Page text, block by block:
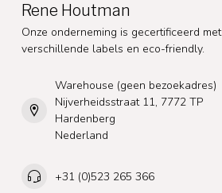
Rene Houtman
Onze onderneming is gecertificeerd met
verschillende labels en eco-friendly.
Warehouse (geen bezoekadres)
Nijverheidsstraat 11, 7772 TP
Hardenberg
Nederland
+31 (0)523 265 366